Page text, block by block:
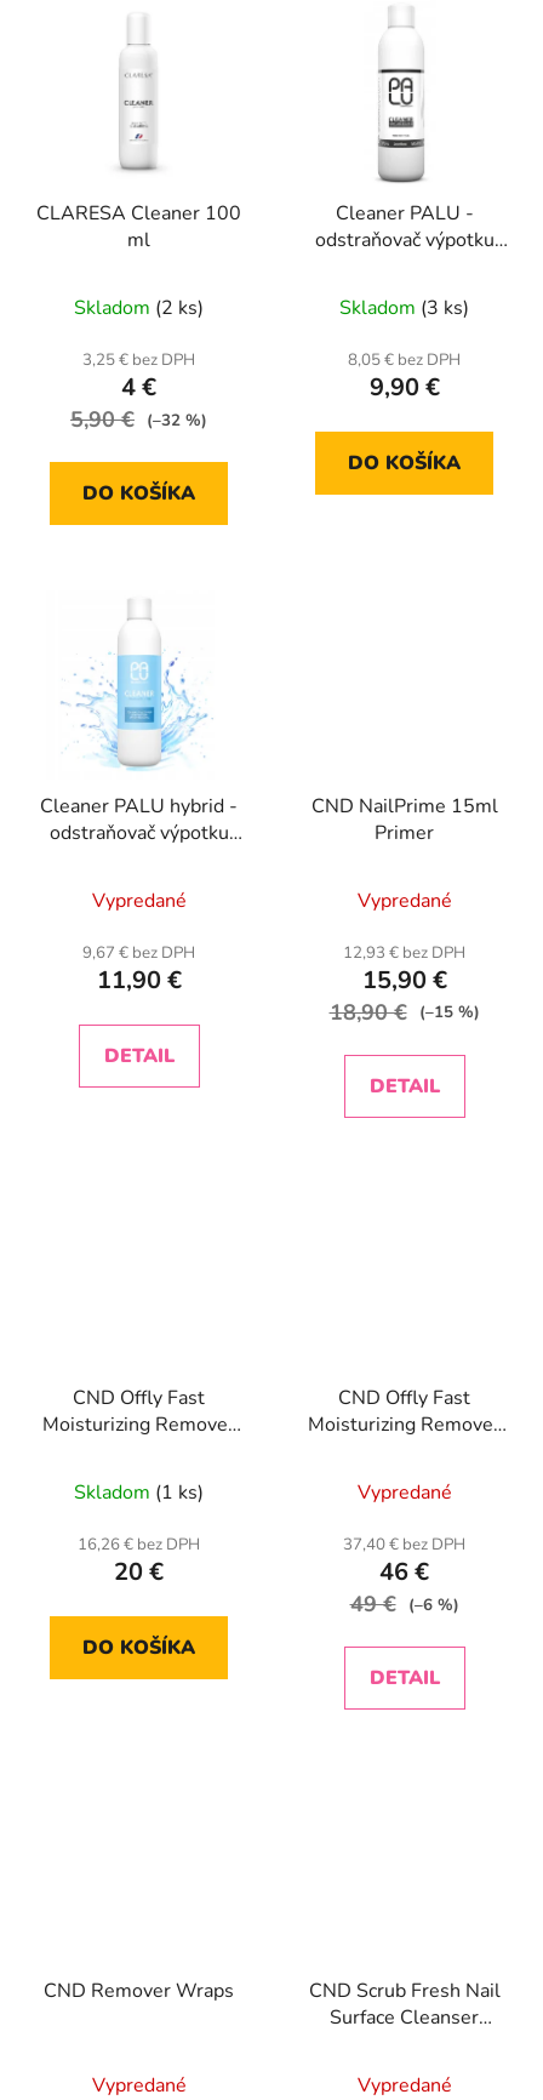
CLARESA Cleaner 100
ml
Skladom (2 ks)
3,25 € bez DPH
4 €
5,90 € (–32 %)
DO KOŠÍKA
Cleaner PALU -
odstraňovač výpotku
Skladom (3 ks)
8,05 € bez DPH
9,90 €
DO KOŠÍKA
Cleaner PALU hybrid -
odstraňovač výpotku
Vypredané
9,67 € bez DPH
11,90 €
DETAIL
CND NailPrime 15ml
Primer
Vypredané
12,93 € bez DPH
15,90 €
18,90 € (–15 %)
DETAIL
CND Offly Fast
Moisturizing Remover
Skladom (1 ks)
16,26 € bez DPH
20 €
DO KOŠÍKA
CND Offly Fast
Moisturizing Remover
Vypredané
37,40 € bez DPH
46 €
49 € (–6 %)
DETAIL
CND Remover Wraps
Vypredané
CND Scrub Fresh Nail
Surface Cleanser
Vypredané